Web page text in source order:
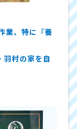
業、特に『養
羽村の家を自